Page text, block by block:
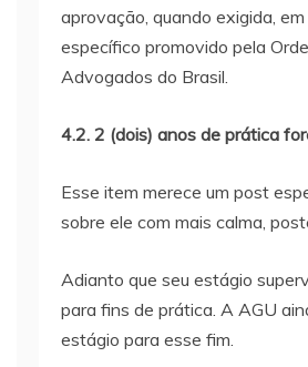
aprovação, quando exigida,
específico promovido pela
Advogados do Brasil.
4.2. 2 (dois) anos de prática
Esse item merece um post
sobre ele com mais calma,
Adianto que seu estágio
para fins de prática. A AGU
estágio para esse fim.